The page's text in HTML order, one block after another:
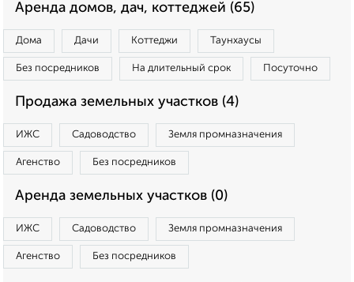
Аренда домов, дач, коттеджей (65)
Дома Дачи Коттеджи Таунхаусы
Без посредников На длительный срок Посуточно
Продажа земельных участков (4)
ИЖС Садоводство Земля промназначения
Агенство Без посредников
Аренда земельных участков (0)
ИЖС Садоводство Земля промназначения
Агенство Без посредников